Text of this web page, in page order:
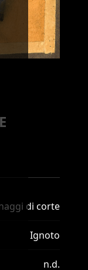
di corte
Ignoto
n.d.